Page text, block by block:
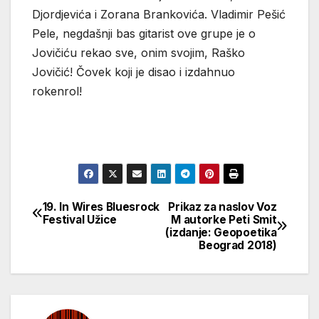
Djordjevića i Zorana Brankovića. Vladimir Pešić
Pele, negdašnji bas gitarist ove grupe je o
Jovičiću rekao sve, onim svojim, Raško
Jovičić! Čovek koji je disao i izdahnuo
rokenrol!
Кретање
Prikaz za naslov Voz
M autorke Peti Smit
(izdanje: Geopoetika
Beograd 2018)
19. In Wires Bluesrock
Festival Užice